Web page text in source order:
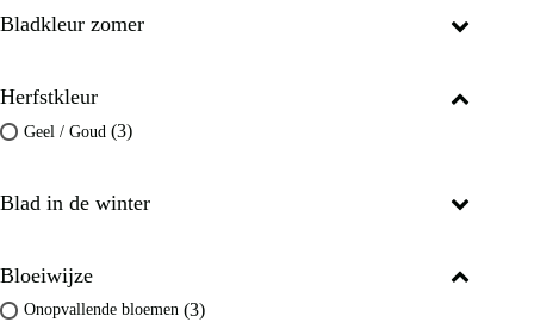
Bladkleur zomer
Herfstkleur
Geel / Goud (3)
Blad in de winter
Bloeiwijze
Onopvallende bloemen (3)